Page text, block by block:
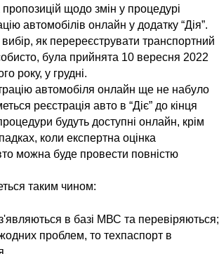
щодо змін у процедурі
автомобілів онлайн у додатку “Дія”.
як перереєструвати транспортний
була прийнята 10 вересня 2022
року, у грудні.
автомобіля онлайн ще не набуло
реєстрація авто в “Діє” до кінця
будуть доступні онлайн, крім
коли експертна оцінка
можна буде провести повністю
таким чином:
в базі МВС та перевіряються;
проблем, то техпаспорт в